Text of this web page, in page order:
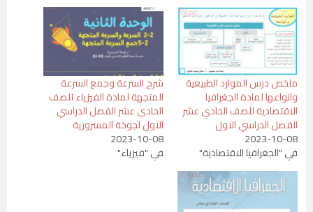
ملخص درس الموارد الطبيعية
وانواعها لمادة الجغرافيا
الاقتصادية للصف الحادي عشر
الفصل الدراسي الاول
2023-10-08
في "الجغرافيا الاقتصادية"
شرح السرعة وجمع السرعة
المتجهة لمادة الفيزياء للصف
الحادي عشر الفصل الدراسي
الاول لجوخة المسرورية
2023-10-08
في "فيزياء"